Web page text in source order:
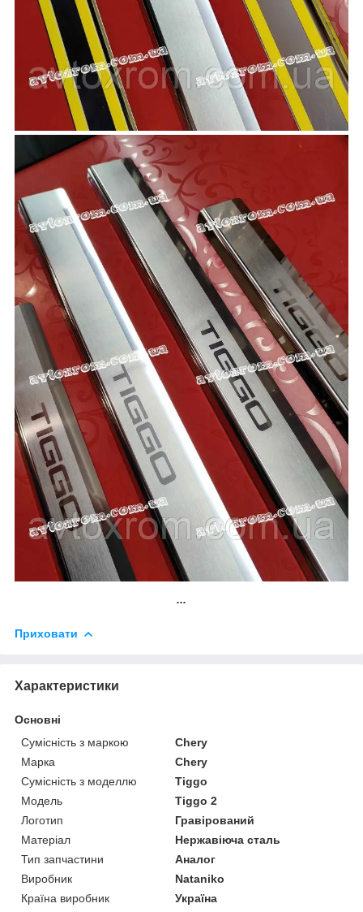
...
Приховати
Характеристики
Основні
Сумісність з маркою
Chery
Марка
Chery
Сумісність з моделлю
Tiggo
Модель
Tiggo 2
Логотип
Гравірований
Матеріал
Нержавіюча сталь
Тип запчастини
Аналог
Виробник
Nataniko
Країна виробник
Україна